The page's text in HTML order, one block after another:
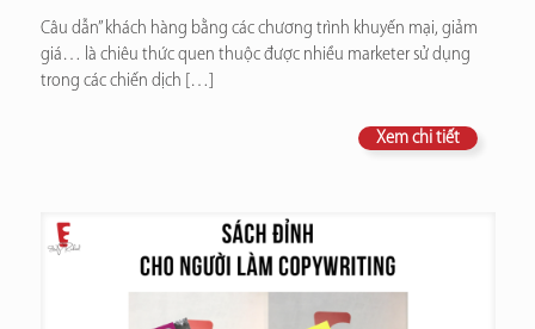
Câu dẫn” khách hàng bằng các chương trình khuyến mại, giảm
giá… là chiêu thức quen thuộc được nhiều marketer sử dụng
trong các chiến dịch […]
Xem chi tiết